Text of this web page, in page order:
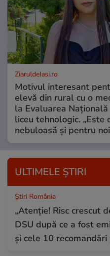
ZiaruldeIasi.ro
Motivul interesant
elevă din rural cu o
la Evaluarea
liceu tehnologic. „Este
nebuloasă și pentru
ULTIMELE ȘTIRI
Știri România
„Atenție! Risc crescut
DSU după ce a fost
și cele 10